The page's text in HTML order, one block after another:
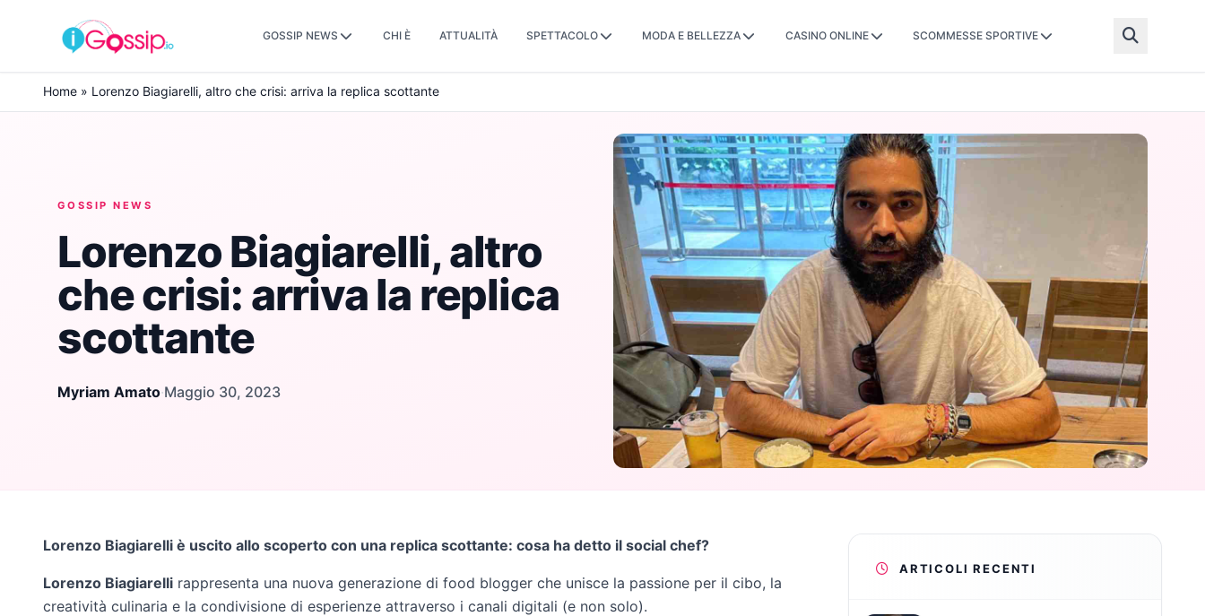
Skip to content
GOSSIP NEWS CHI È ATTUALITÀ SPETTACOLO MODA E BELLEZZA CASINO ONLINE SCOMMESSE SPORTIVE
Home » Lorenzo Biagiarelli, altro che crisi: arriva la replica scottante
GOSSIP NEWS
Lorenzo Biagiarelli, altro
che crisi: arriva la replica
scottante
Myriam Amato·Maggio 30, 2023
Lorenzo Biagiarelli è uscito allo scoperto con una replica scottante: cosa ha detto il social chef?
Lorenzo Biagiarelli rappresenta una nuova generazione di food blogger che unisce la passione per il cibo, la
creatività culinaria e la condivisione di esperienze attraverso i canali digitali (e non solo).
ARTICOLI RECENTI